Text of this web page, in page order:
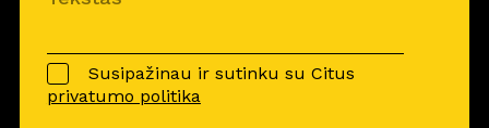
Susipažinau ir sutinku su Citus
privatumo politika